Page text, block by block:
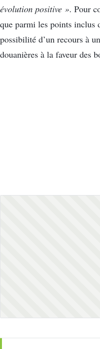
évolution positive ». Pour
que parmi les points inclus
possibilité d’un recours à
douanières à la faveur des